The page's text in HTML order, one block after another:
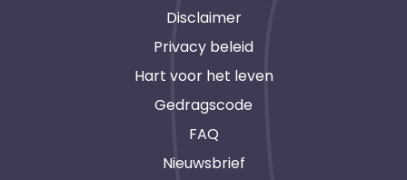
Disclaimer
Privacy beleid
Hart voor het leven
Gedragscode
FAQ
Nieuwsbrief